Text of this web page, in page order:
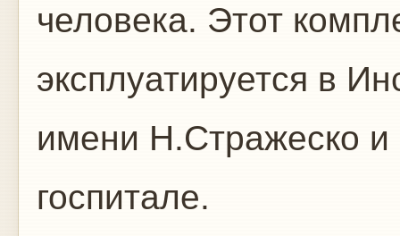
человека. Этот
эксплуатируется в
имени Н.Стражеско
госпитале.